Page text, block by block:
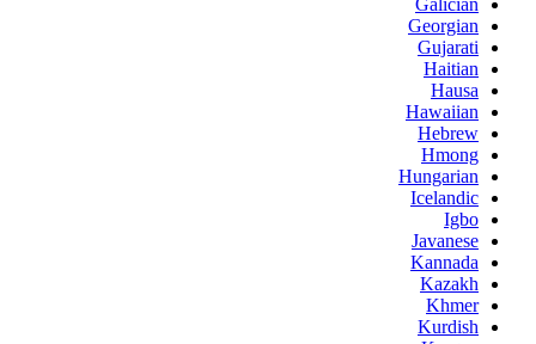
Galician
Georgian
Gujarati
Haitian
Hausa
Hawaiian
Hebrew
Hmong
Hungarian
Icelandic
Igbo
Javanese
Kannada
Kazakh
Khmer
Kurdish